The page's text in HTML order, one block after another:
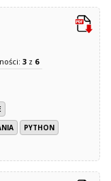
3z 6
PYTHON